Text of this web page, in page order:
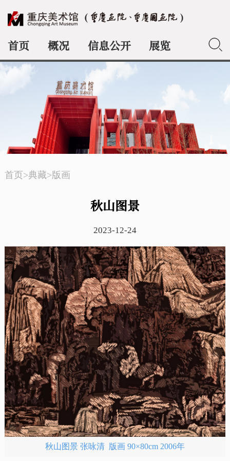
首页 概况 信息公开 展览 典藏
首页>典藏> 版画
秋山图景
2023-12-24
秋山图景 张咏清 版画 90×80cm 2006年